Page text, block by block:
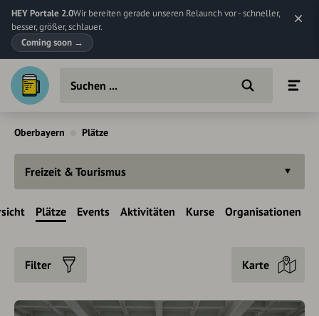
HEY Portale 2.0Wir bereiten gerade unseren Relaunch vor - schneller,
besser, größer, schlauer.
Coming soon →
Oberbayern Plätze
Freizeit & Tourismus
Plätze Events Aktivitäten Kurse Organisationen
Filter Karte